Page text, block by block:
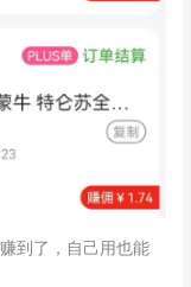
到了，自己用也能